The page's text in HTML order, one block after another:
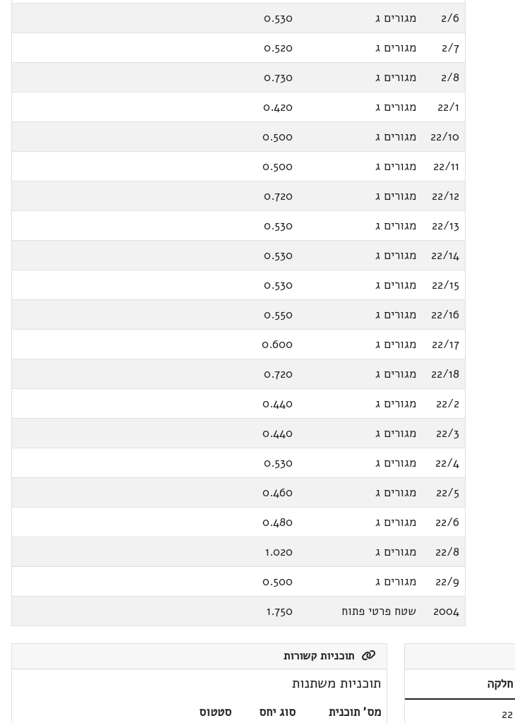
2/6
מגורים ג
0.530
2/7
מגורים ג
0.520
2/8
מגורים ג
0.730
22/1
מגורים ג
0.420
22/10
מגורים ג
0.500
22/11
מגורים ג
0.500
22/12
מגורים ג
0.720
22/13
מגורים ג
0.530
22/14
מגורים ג
0.530
22/15
מגורים ג
0.530
22/16
מגורים ג
0.550
22/17
מגורים ג
0.600
22/18
מגורים ג
0.720
22/2
מגורים ג
0.440
22/3
מגורים ג
0.440
22/4
מגורים ג
0.530
22/5
מגורים ג
0.460
22/6
מגורים ג
0.480
22/8
מגורים ג
1.020
22/9
מגורים ג
0.500
2004
שטח פרטי פתוח 1.750
חלקה
22
תוכניות קשורות
תוכניות משתנות
מס' תוכנית סוג יחס
סטטוס